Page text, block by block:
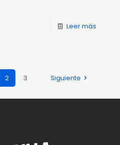
Leer más
2 3 Siguiente